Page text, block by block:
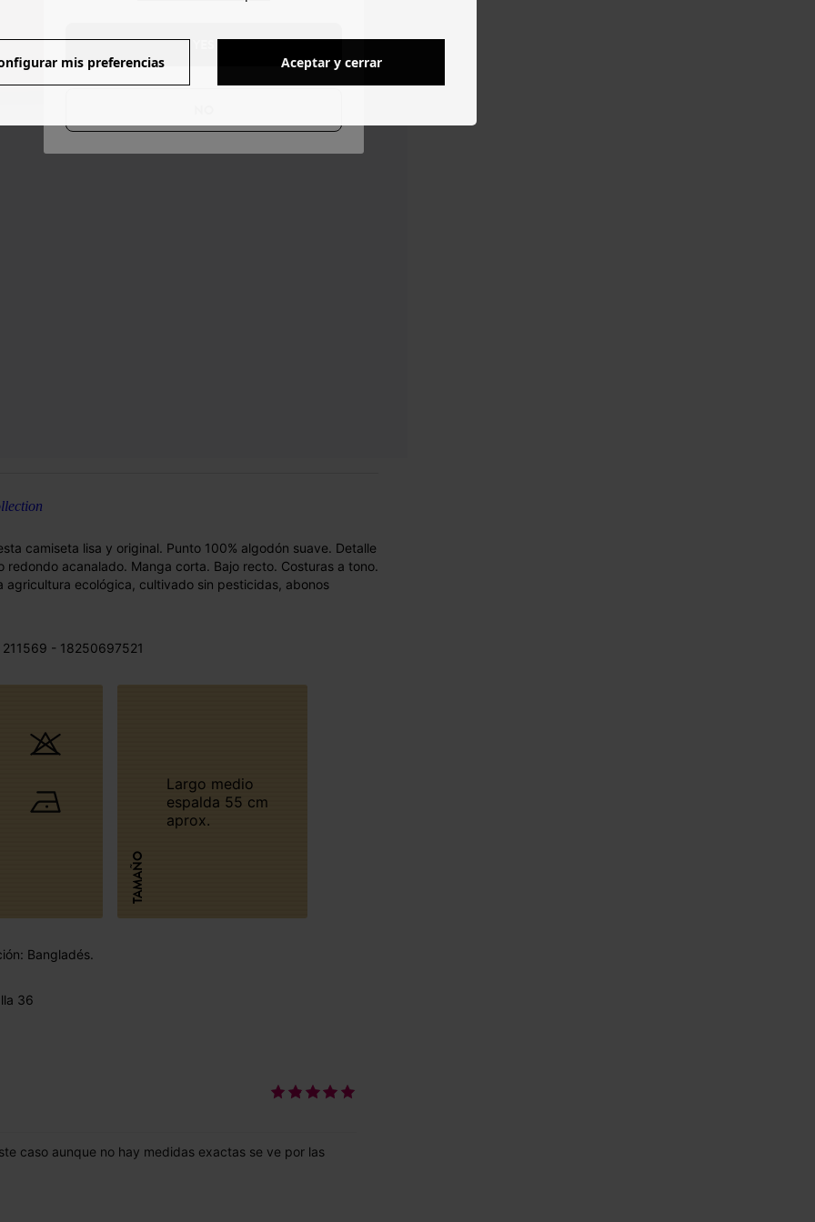
camiseta lisa y original. Punto 100% algodón suave. Detalle
acanalado. Manga corta. Bajo recto. Costuras a tono.
ecológica, cultivado sin pesticidas, abonos
- 18250697521
TAMAÑO
Largo medio
espalda 55 cm
aprox.
Bangladés.
36
caso aunque no hay medidas exactas se ve por las
mis preferencias Aceptar y cerrar